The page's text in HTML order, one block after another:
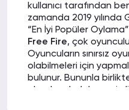
İlk alışverişim
şeyden memnun
yöntemleri çeşitli
SELMA N. 02-02-
kullanıcı tarafından
zamanda 2019
“En İyi Popüler
Free Fire, çok
Oyuncuların sınırsız
olabilmeleri için
bulunur. Bununla
alarak çok daha